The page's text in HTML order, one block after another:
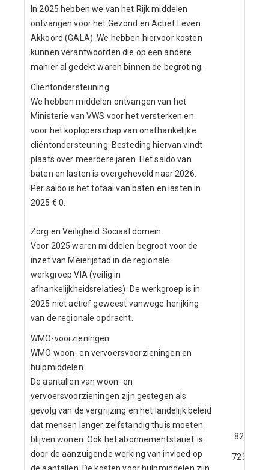
In 2025 hebben we van het Rijk middelen
ontvangen voor het Gezond en Actief Leven
Akkoord (GALA). We hebben hiervoor kosten
kunnen verantwoorden die op een andere
manier al gedekt waren binnen de begroting.
Cliëntondersteuning
We hebben middelen ontvangen van het
Ministerie van VWS voor het versterken en
voor het koploperschap van onafhankelijke
cliëntondersteuning. Besteding hiervan vindt
plaats over meerdere jaren. Het saldo van
baten en lasten is overgeheveld naar 2026.
Per saldo is het totaal van baten en lasten in
2025 € 0.
Zorg en Veiligheid Sociaal domein
Voor 2025 waren middelen begroot voor de
inzet van Meierijstad in de regionale
werkgroep VIA (veilig in
afhankelijkheidsrelaties). De werkgroep is in
2025 niet actief geweest vanwege herijking
van de regionale opdracht.
WMO-voorzieningen
WMO woon- en vervoersvoorzieningen en
hulpmiddelen
De aantallen van woon- en
vervoersvoorzieningen zijn gestegen als
gevolg van de vergrijzing en het landelijk beleid
dat mensen langer zelfstandig thuis moeten
blijven wonen. Ook het abonnementstarief is
door de aanzuigende werking van invloed op
82
723